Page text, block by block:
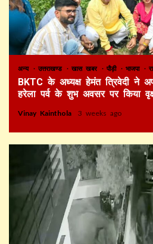
अन्य उत्तराखण्ड खास खबर पौड़ी भाजपा
BKTC के अध्यक्ष हेमंत त्रिवेदी ने
हरेला पर्व के शुभ अवसर पर किया
Vinay Kainthola 3 weeks ago